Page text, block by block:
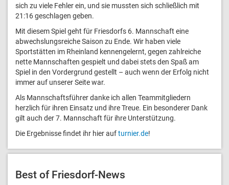
sich zu viele Fehler ein, und sie mussten sich schließlich mit
21:16 geschlagen geben.
Mit diesem Spiel geht für Friesdorfs 6. Mannschaft eine
abwechslungsreiche Saison zu Ende. Wir haben viele
Sportstätten im Rheinland kennengelernt, gegen zahlreiche
nette Mannschaften gespielt und dabei stets den Spaß am
Spiel in den Vordergrund gestellt – auch wenn der Erfolg nicht
immer auf unserer Seite war.
Als Mannschaftsführer danke ich allen Teammitgliedern
herzlich für ihren Einsatz und ihre Treue. Ein besonderer Dank
gilt auch der 7. Mannschaft für ihre Unterstützung.
Die Ergebnisse findet ihr hier aufturnier.de!
Best of Friesdorf-News